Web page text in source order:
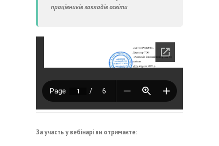
працівників закладів освіти
За участь у вебінарі ви отримаєте: